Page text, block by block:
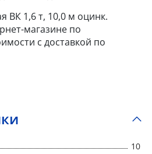
ВК 1,6 т, 10,0 м оцинк.
магазине по
с доставкой по
10